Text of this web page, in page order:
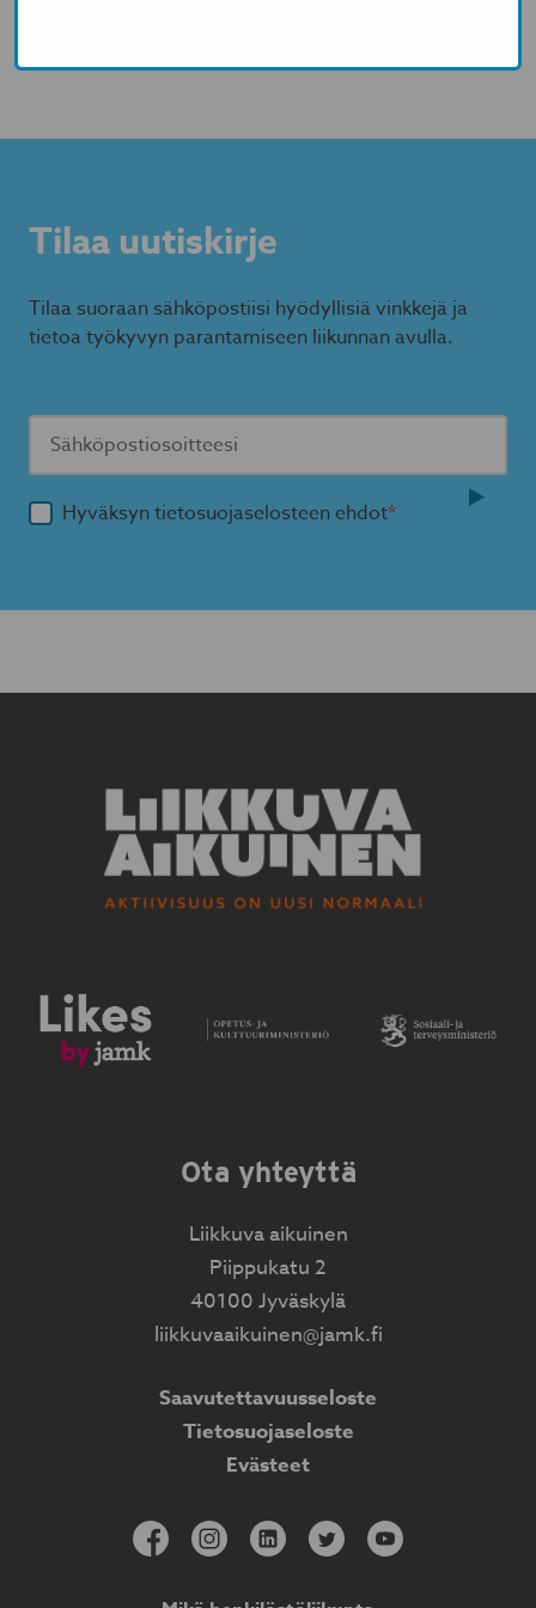
Tilaa uutiskirje
Tilaa suoraan sähköpostiisi hyödyllisiä vinkkejä ja
tietoa työkyvyn parantamiseen liikunnan avulla.
Hyväksyn tietosuojaselosteen ehdot*
Ota yhteyttä
Liikkuva aikuinen
Piippukatu 2
40100 Jyväskylä
liikkuvaaikuinen@jamk.fi
Saavutettavuusseloste
Tietosuojaseloste
Evästeet